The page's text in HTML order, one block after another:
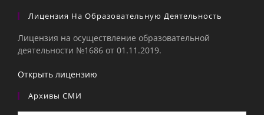
Лицензия На Образовательную Деятельность
Лицензия на осуществление образовательной
деятельности №1686 от 01.11.2019.
Открыть лицензию
Архивы СМИ